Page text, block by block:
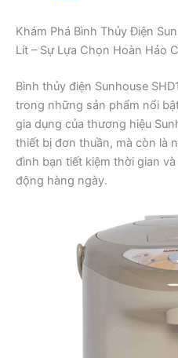
Khám Phá Bình Thủy Điện
Lít – Sự Lựa Chọn Hoàn Hảo
Bình thủy điện Sunhouse
trong những sản phẩm nổi
gia dụng của thương hiệu
thiết bị đơn thuần, mà còn là
đình bạn tiết kiệm thời gian
động hàng ngày.